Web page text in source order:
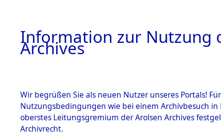
Information zur Nutzung
Archives
Wir begrüßen Sie als neuen Nutzer unseres Portals!
Nutzungsbedingungen wie bei einem Archivbesuch
oberstes Leitungsgremium der Arolsen Archives
Archivrecht.